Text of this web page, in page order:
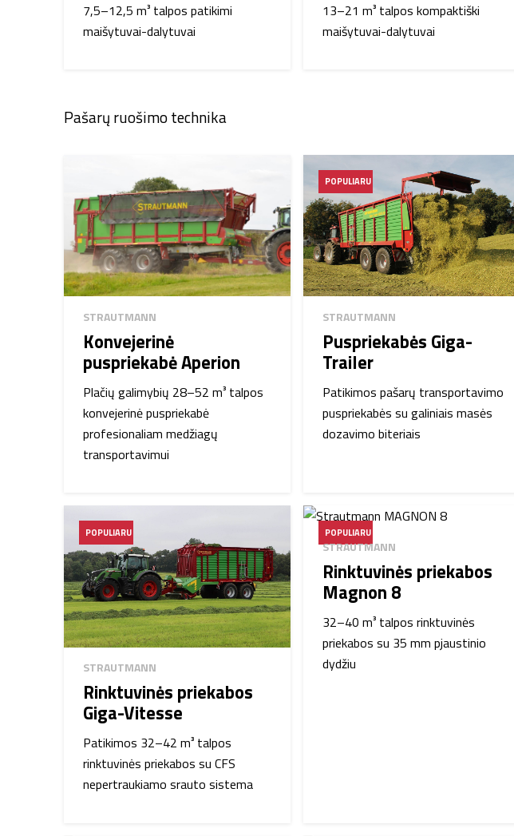
7,5–12,5 m³ talpos patikimi
maišytuvai-dalytuvai
13–21 m³ talpos kompaktiški
maišytuvai-dalytuvai
Pašarų ruošimo technika
STRAUTMANN
Konvejerinė
puspriekabė Aperion
Plačių galimybių 28–52 m³ talpos
konvejerinė puspriekabė
profesionaliam medžiagų
transportavimui
POPULIARU
STRAUTMANN
Puspriekabės Giga-
Trailer
Patikimos pašarų transportavimo
puspriekabės su galiniais masės
dozavimo biteriais
POPULIARU
STRAUTMANN
Rinktuvinės priekabos
Giga-Vitesse
Patikimos 32–42 m³ talpos
rinktuvinės priekabos su CFS
nepertraukiamo srauto sistema
POPULIARU
STRAUTMANN
Rinktuvinės priekabos
Magnon 8
32–40 m³ talpos rinktuvinės
priekabos su 35 mm pjaustinio
dydžiu